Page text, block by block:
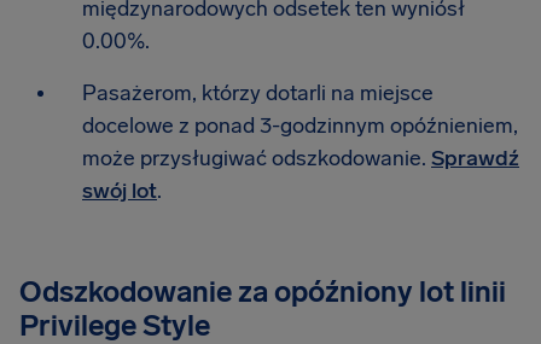
międzynarodowych odsetek ten wyniósł
0.00%.
Pasażerom, którzy dotarli na miejsce
docelowe z ponad 3-godzinnym opóźnieniem,
może przysługiwać odszkodowanie. Sprawdź
swój lot.
Odszkodowanie za opóźniony lot linii
Privilege Style